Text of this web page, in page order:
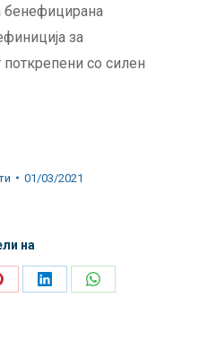
бенефицирана
за
со силен
01/03/2021
на
Share
Share